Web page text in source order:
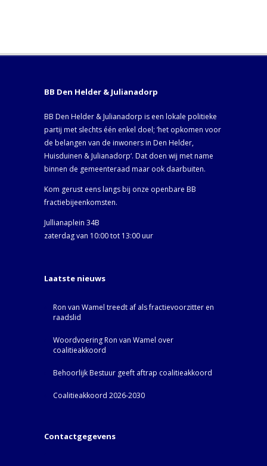
BB Den Helder & Julianadorp
BB Den Helder & Julianadorp is een lokale politieke
partij met slechts één enkel doel; ‘het opkomen voor
de belangen van de inwoners in Den Helder,
Huisduinen & Julianadorp‘. Dat doen wij met name
binnen de gemeenteraad maar ook daarbuiten.
Kom gerust eens langs bij onze openbare BB
fractiebijeenkomsten.
Jullianaplein 34B
zaterdag van 10:00 tot 13:00 uur
Laatste nieuws
Ron van Wamel treedt af als fractievoorzitter en
raadslid
Woordvoering Ron van Wamel over
coalitieakkoord
Behoorlijk Bestuur geeft aftrap coalitieakkoord
Coalitieakkoord 2026-2030
Contactgegevens